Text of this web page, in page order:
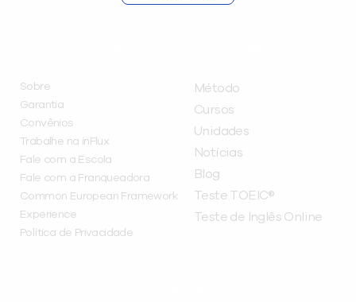
Sobre
Garantia
Convênios
Trabalhe na inFlux
Fale com a Escola
Fale com a Franqueadora
Common European Framework
Experience
Política de Privacidade
Método
Cursos
Unidades
Notícias
Blog
Teste TOEIC®
Teste de Inglês Online